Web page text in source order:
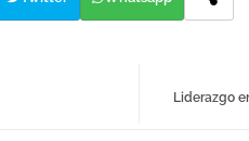
Liderazgo